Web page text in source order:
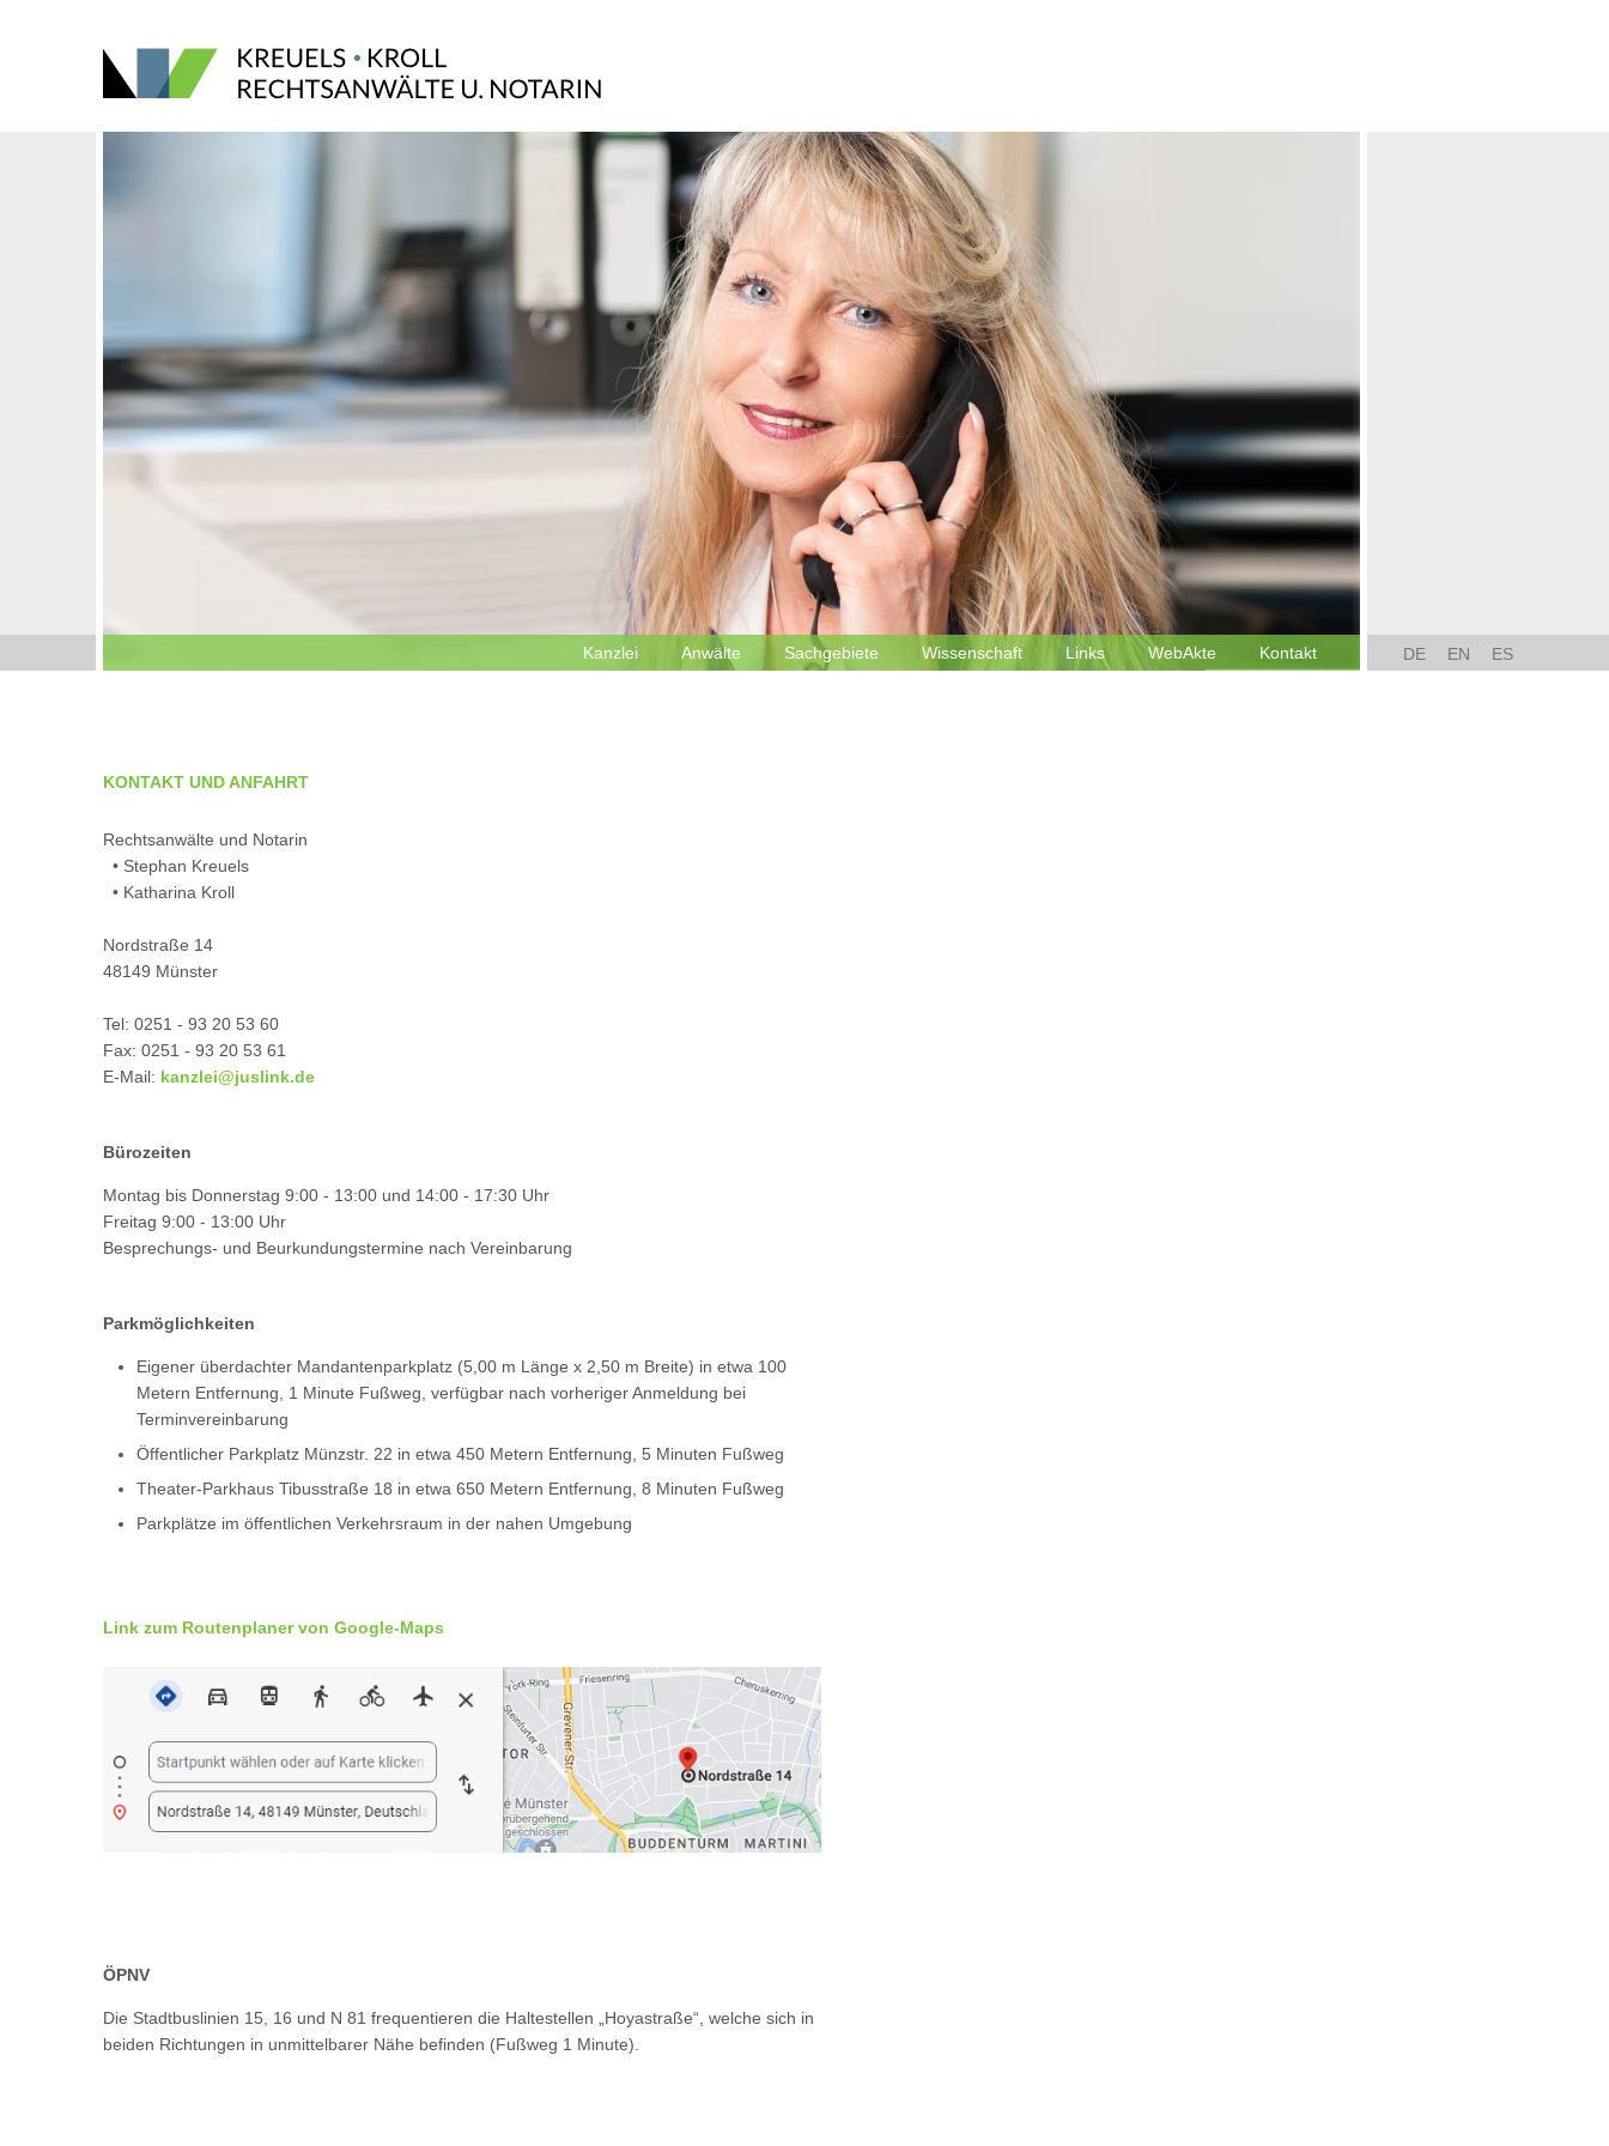
Kanzlei Anwälte Sachgebiete Wissenschaft Links WebAkte Kontakt
KONTAKT UND ANFAHRT
Rechtsanwälte und Notarin
• Stephan Kreuels
• Katharina Kroll
Nordstraße 14
48149 Münster
Tel: 0251 - 93 20 53 60
Fax: 0251 - 93 20 53 61
E-Mail: kanzlei@juslink.de
Bürozeiten
Montag bis Donnerstag 9:00 - 13:00 und 14:00 - 17:30 Uhr
Freitag 9:00 - 13:00 Uhr
Besprechungs- und Beurkundungstermine nach Vereinbarung
Parkmöglichkeiten
Eigener überdachter Mandantenparkplatz (5,00 m Länge x 2,50 m Breite) in etwa 100
Metern Entfernung, 1 Minute Fußweg, verfügbar nach vorheriger Anmeldung bei
Terminvereinbarung
Öffentlicher Parkplatz Münzstr. 22 in etwa 450 Metern Entfernung, 5 Minuten Fußweg
Theater-Parkhaus Tibusstraße 18 in etwa 650 Metern Entfernung, 8 Minuten Fußweg
Parkplätze im öffentlichen Verkehrsraum in der nahen Umgebung
Link zum Routenplaner von Google-Maps
ÖPNV
Die Stadtbuslinien 15, 16 und N 81 frequentieren die Haltestellen „Hoyastraße“, welche sich in
beiden Richtungen in unmittelbarer Nähe befinden (Fußweg 1 Minute).
DE EN ES